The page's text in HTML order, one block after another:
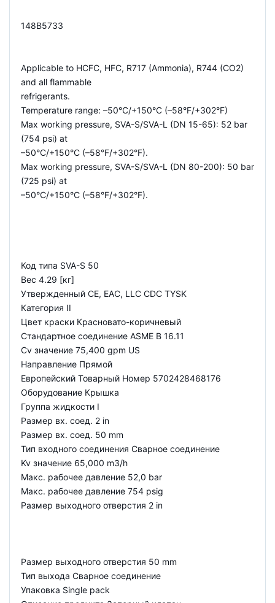
148B5733
Applicable to HCFC, HFC, R717 (Ammonia), R744 (CO2)
and all flammable
refrigerants.
Temperature range: –50°C/+150°C (–58°F/+302°F)
Max working pressure, SVA-S/SVA-L (DN 15-65): 52 bar
(754 psi) at
–50°C/+150°C (–58°F/+302°F).
Max working pressure, SVA-S/SVA-L (DN 80-200): 50 bar
(725 psi) at
–50°C/+150°C (–58°F/+302°F).
Код типа SVA-S 50
Вес 4.29 [кг]
Утвержденный CE, EAC, LLC CDC TYSK
Категория II
Цвет краски Красновато-коричневый
Стандартное соединение ASME B 16.11
Cv значение 75,400 gpm US
Направление Прямой
Европейский Товарный Номер 5702428468176
Оборудование Крышка
Группа жидкости I
Размер вх. соед. 2 in
Размер вх. соед. 50 mm
Тип входного соединения Сварное соединение
Kv значение 65,000 m3/h
Макс. рабочее давление 52,0 bar
Макс. рабочее давление 754 psig
Размер выходного отверстия 2 in
Размер выходного отверстия 50 mm
Тип выхода Сварное соединение
Упаковка Single pack